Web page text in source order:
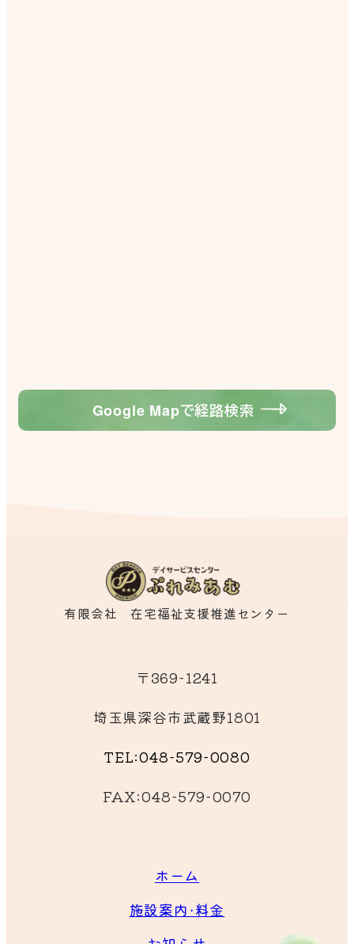
Google Mapで経路検索
有限会社 在宅福祉支援推進センター
〒369-1241
埼玉県深谷市武蔵野1801
TEL:048-579-0080
FAX:048-579-0070
ホーム
施設案内・料金